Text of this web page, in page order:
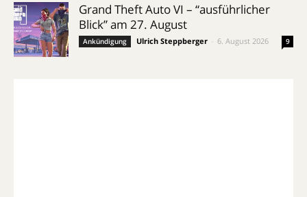
Grand Theft Auto VI – “ausführlicher
Blick” am 27. August
Ankündigung Ulrich Steppberger 6. August 2026 9